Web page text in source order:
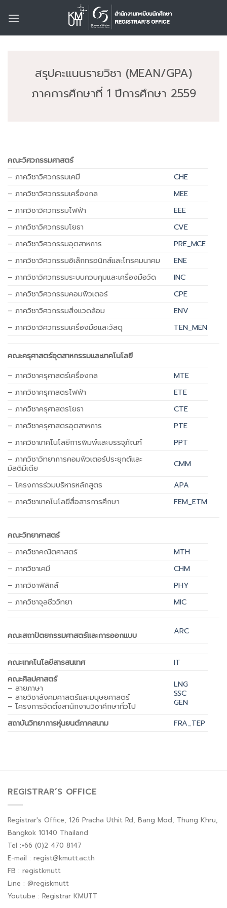
สรุปคะแนนรายวิชา (MEAN/GPA)
ภาคการศึกษาที่ 1 ปีการศึกษา 2559
คณะวิศวกรรมศาสตร์
– ภาควิชาวิศวกรรมเคมี
CHE
– ภาควิชาวิศวกรรมเครื่องกล
MEE
– ภาควิชาวิศวกรรมไฟฟ้า
EEE
– ภาควิชาวิศวกรรมโยธา
CVE
– ภาควิชาวิศวกรรมอุตสาหการ
PRE_MCE
– ภาควิชาวิศวกรรมอิเล็กทรอนิกส์และโทรคมนาคม
ENE
– ภาควิชาวิศวกรรมระบบควบคุมและเครื่องมือวัด
INC
– ภาควิชาวิศวกรรมคอมพิวเตอร์
CPE
– ภาควิชาวิศวกรรมสิ่งแวดล้อม
ENV
– ภาควิชาวิศวกรรมเครื่องมือและวัสดุ
TEN_MEN
คณะครุศาสตร์อุตสาหกรรมและเทคโนโลยี
– ภาควิชาครุศาสตร์เครื่องกล
MTE
– ภาควิชาครุศาสตรไฟฟ้า
ETE
– ภาควิชาครุศาสตรโยธา
CTE
– ภาควิชาครุศาสตรอุตสาหการ
PTE
– ภาควิชาเทคโนโลยีการพิมพ์และบรรจุภัณฑ์
PPT
– ภาควิชาวิทยาการคอมพิวเตอร์ประยุกต์และ
มัลติมีเดีย
CMM
– โครงการร่วมบริหารหลักสูตร
APA
– ภาควิชาเทคโนโลยีสื่อสารการศึกษา
FEM_ETM
คณะวิทยาศาสตร์
– ภาควิชาคณิตศาสตร์
MTH
– ภาควิชาเคมี
CHM
– ภาควิชาฟิสิกส์
PHY
– ภาควิชาจุลชีววิทยา
MIC
คณะสถาปัตยกรรมศาสตร์และการออกแบบ ARC
คณะเทคโนโลยีสารสนเทศ
IT
คณะศิลปศาสตร์
– สายภาษา
– สายวิชาสังคมศาสตร์และมนุษยศาสตร์
– โครงการจัดตั้งสานักงานวิชาศึกษาทั่วไป
LNG
SSC
GEN
สถาบันวิทยาการหุ่นยนต์ภาคสนาม
FRA_TEP
REGISTRAR’S OFFICE
Registrar's Office, 126 Pracha Uthit Rd, Bang Mod, Thung Khru,
Bangkok 10140 Thailand
Tel :+66 (0)2 470 8147
E-mail : regist@kmutt.ac.th
FB : registkmutt
Line : @regiskmutt
Youtube : Registrar KMUTT